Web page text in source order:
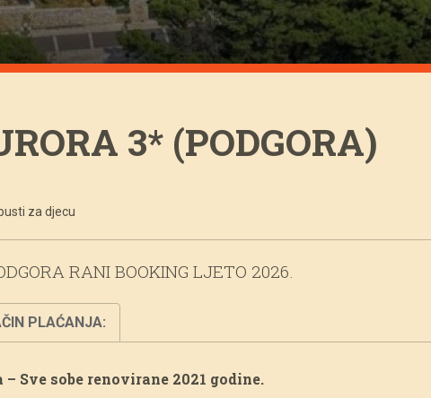
3* (PODGORA)
za djecu
RANI BOOKING LJETO 2026.
PLAĆANJA:
Sve sobe renovirane 2021 godine.